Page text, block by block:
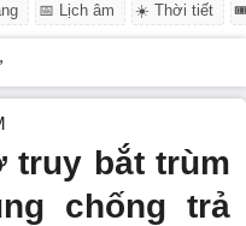
📅 Lịch âm ☀️ Thời tiết
truy bắt trùm
chống trả